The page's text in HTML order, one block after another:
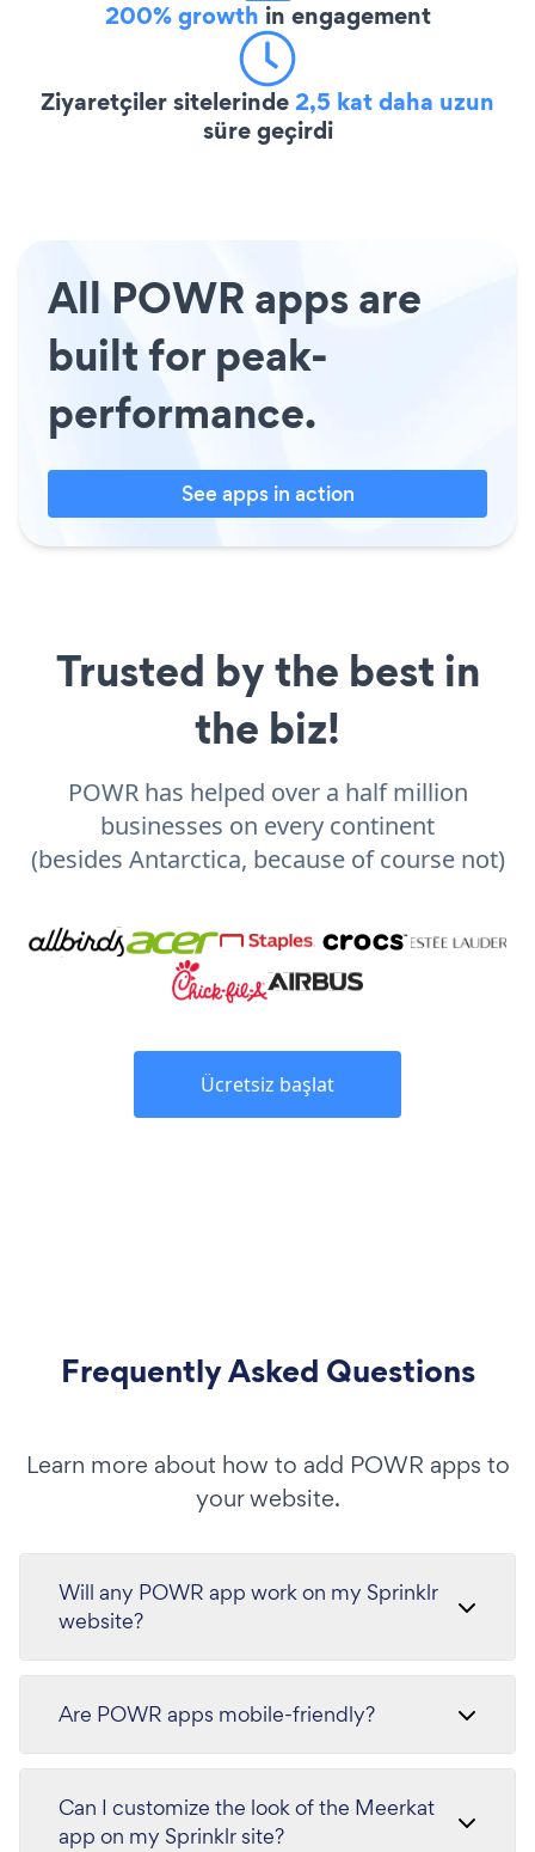
200% growth in engagement
Ziyaretçiler sitelerinde2,5 kat daha uzun
süre geçirdi
All POWR apps are
built for peak-
performance.
See apps in action
Trusted by the best in
the biz!
POWR has helped over a half million
businesses on every continent
(besides Antarctica, because of course not)
Ücretsiz başlat
Frequently Asked Questions
Learn more about how to add POWR apps to
your website.
Will any POWR app work on my Sprinklr
website?
Are POWR apps mobile-friendly?
Can I customize the look of the Meerkat
app on my Sprinklr site?